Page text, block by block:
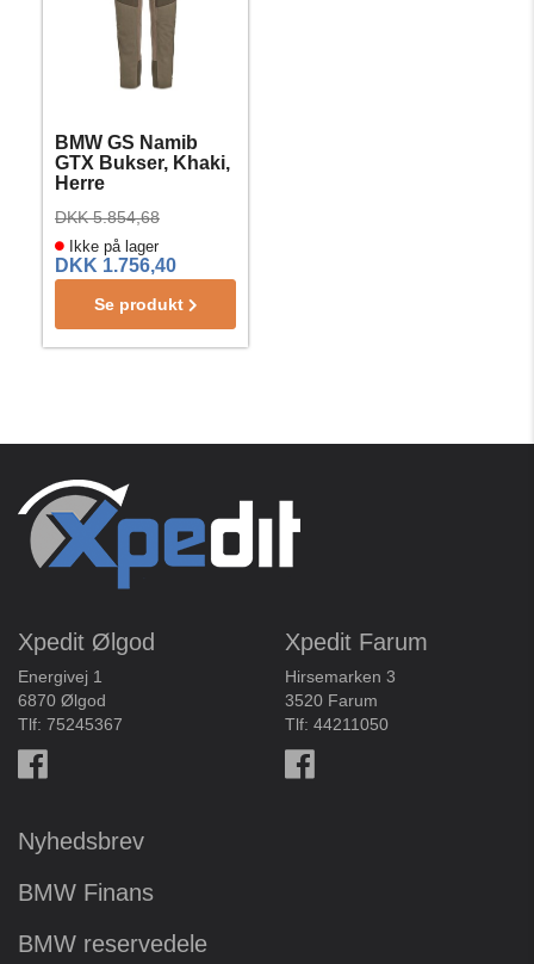
BMW GS Namib
GTX Bukser, Khaki,
Herre
Ikke på lager
DKK 5.854,68
DKK 1.756,40
Se produkt
Xpedit Ølgod
Energivej 1
6870 Ølgod
Tlf: 75245367
Xpedit Farum
Hirsemarken 3
3520 Farum
Tlf: 44211050
Nyhedsbrev
BMW Finans
BMW reservedele